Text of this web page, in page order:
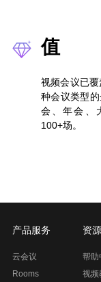
值
视频会议已
种会议类型
会、年会、
100+场。
产品服务
云会议
Rooms
资
帮助
视频